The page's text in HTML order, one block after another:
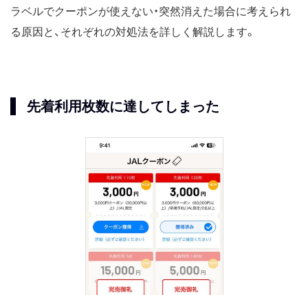
ラベルでクーポンが使えない・突然消えた場合に考えられ
る原因と、それぞれの対処法を詳しく解説します。
先着利用枚数に達してしまった